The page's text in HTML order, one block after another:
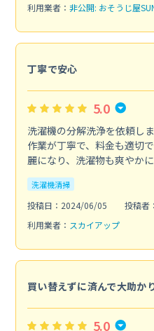
利用業者： 非公開: おそうじ屋
丁寧で安心
5.0
洗濯機の分解洗浄を依頼し
作業が丁寧で、料金も適切
麗になり、洗濯物も爽やか
洗濯機清掃
投稿日：2024/06/05
投稿者
利用業者： スカイアップ
買い替えずに済んで大助か
5.0